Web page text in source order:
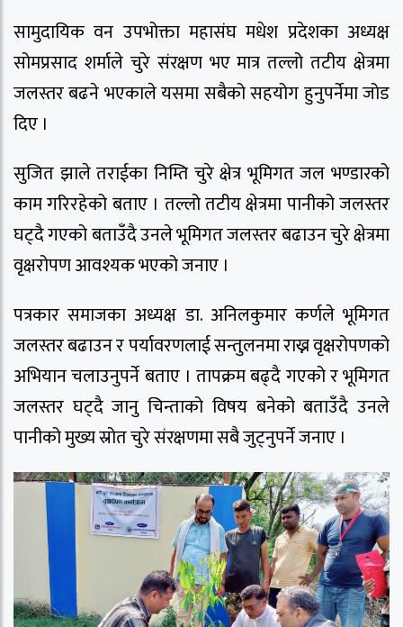
सामुदायिक वन उपभोक्ता महासंघ मधेश प्रदेशका अध्यक्ष
सोमप्रसाद शर्माले चुरे संरक्षण भए मात्र तल्लो तटीय क्षेत्रमा
जलस्तर बढने भएकाले यसमा सबैको सहयोग हुनुपर्नेमा जोड
दिए ।
सुजित झाले तराईका निम्ति चुरे क्षेत्र भूमिगत जल भण्डारको
काम गरिरहेको बताए । तल्लो तटीय क्षेत्रमा पानीको जलस्तर
घट्दै गएको बताउँदै उनले भूमिगत जलस्तर बढाउन चुरे क्षेत्रमा
वृक्षरोपण आवश्यक भएको जनाए ।
पत्रकार समाजका अध्यक्ष डा. अनिलकुमार कर्णले भूमिगत
जलस्तर बढाउन र पर्यावरणलाई सन्तुलनमा राख्न वृक्षरोपणको
अभियान चलाउनुपर्ने बताए । तापक्रम बढ्दै गएको र भूमिगत
जलस्तर घट्दै जानु चिन्ताको विषय बनेको बताउँदै उनले
पानीको मुख्य स्रोत चुरे संरक्षणमा सबै जुट्नुपर्ने जनाए ।